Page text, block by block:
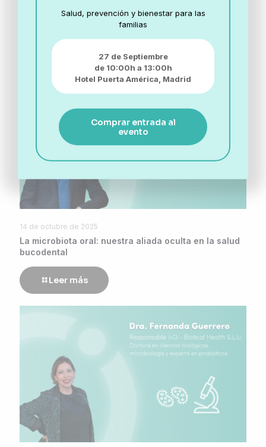
14 de octubre de 2025
La microbiota oral: nuestra aliada oculta en la salud
bucodental
Leer más
Salud, prevención y bienestar para las
familias
27 de Septiembre
de 10:00h a 13:00h
Hotel Puerta América, Madrid
Comprar entrada al
evento